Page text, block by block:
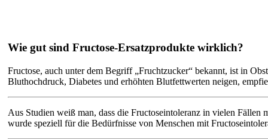
Wie gut sind Fructose-Ersatzprodukte wirklich?
Fructose, auch unter dem Begriff „Fruchtzucker“ bekannt, ist in
Bluthochdruck, Diabetes und erhöhten Blutfettwerten neigen,
Aus Studien weiß man, dass die Fructoseintoleranz in vielen
wurde speziell für die Bedürfnisse von Menschen mit